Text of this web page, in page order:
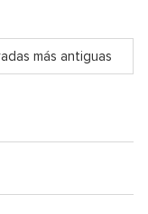
más antiguas